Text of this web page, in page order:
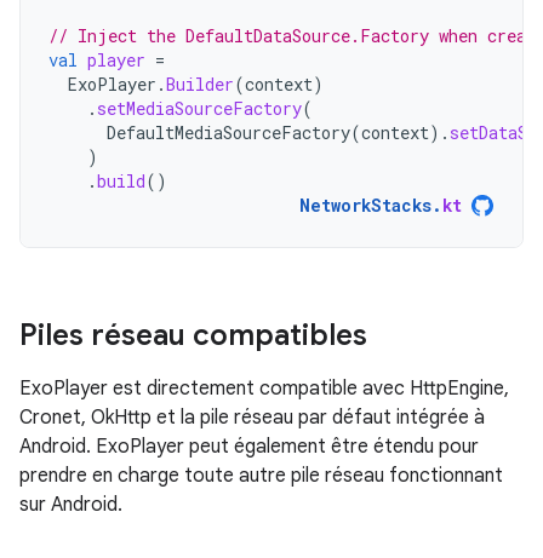
// Inject the DefaultDataSource.Factory when
val player =
ExoPlayer .Builder(context)
. setMediaSourceFactory(
DefaultMediaSourceFactory(context).
)
.build()
NetworkStacks. kt
Piles réseau compatibles
ExoPlayer est directement compatible avec HttpEngine,
Cronet, OkHttp et la pile réseau par défaut intégrée à
Android. ExoPlayer peut également être étendu pour
prendre en charge toute autre pile réseau fonctionnant
sur Android.